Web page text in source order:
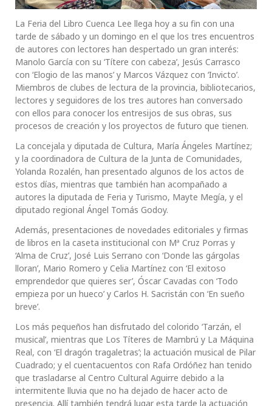
La Feria del Libro Cuenca Lee llega hoy a su fin con una
tarde de sábado y un domingo en el que los tres encuentros
de autores con lectores han despertado un gran interés:
Manolo García con su ‘Títere con cabeza’, Jesús Carrasco
con ‘Elogio de las manos’ y Marcos Vázquez con ‘Invicto’.
Miembros de clubes de lectura de la provincia, bibliotecarios,
lectores y seguidores de los tres autores han conversado
con ellos para conocer los entresijos de sus obras, sus
procesos de creación y los proyectos de futuro que tienen.
La concejala y diputada de Cultura, María Ángeles Martínez;
y la coordinadora de Cultura de la Junta de Comunidades,
Yolanda Rozalén, han presentado algunos de los actos de
estos días, mientras que también han acompañado a
autores la diputada de Feria y Turismo, Mayte Megía, y el
diputado regional Ángel Tomás Godoy.
Además, presentaciones de novedades editoriales y firmas
de libros en la caseta institucional con Mª Cruz Porras y
‘Alma de Cruz’, José Luis Serrano con ‘Donde las gárgolas
lloran’, Mario Romero y Celia Martínez con ‘El exitoso
emprendedor que quieres ser’, Óscar Cavadas con ‘Todo
empieza por un hueco’ y Carlos H. Sacristán con ‘En sueño
breve’.
Los más pequeños han disfrutado del colorido ‘Tarzán, el
musical’, mientras que Los Títeres de Mambrú y La Máquina
Real, con ‘El dragón tragaletras’; la actuación musical de Pilar
Cuadrado; y el cuentacuentos con Rafa Ordóñez han tenido
que trasladarse al Centro Cultural Aguirre debido a la
intermitente lluvia que no ha dejado de hacer acto de
presencia. Allí también tendrá lugar esta tarde la actuación